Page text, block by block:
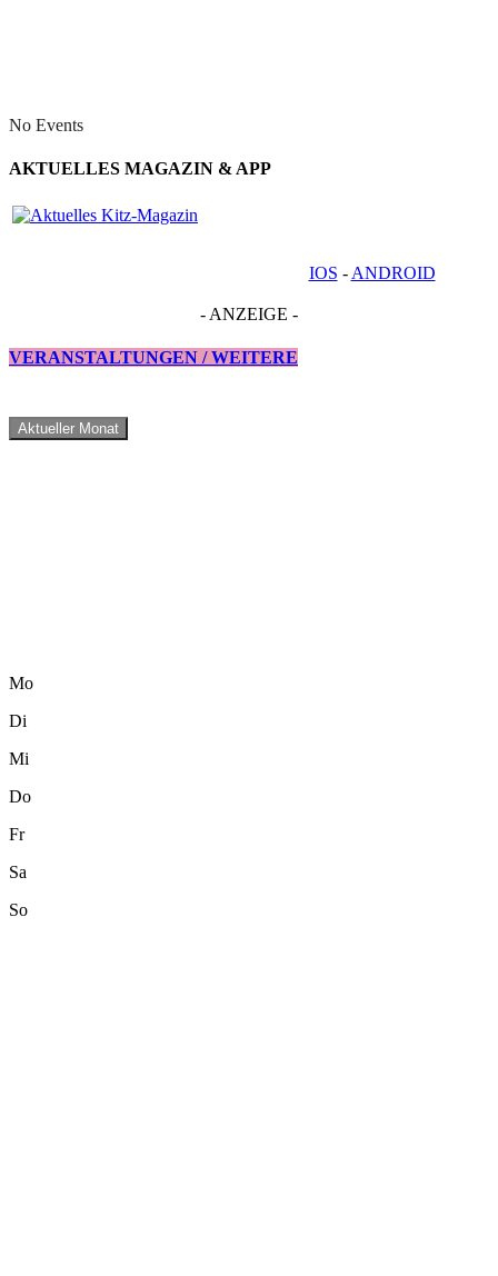
No Events
AKTUELLES MAGAZIN & APP
IOS - ANDROID
- ANZEIGE -
VERANSTALTUNGEN / WEITERE
Aktueller Monat
Mo
Di
Mi
Do
Fr
Sa
So